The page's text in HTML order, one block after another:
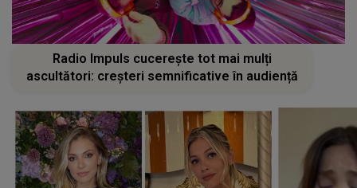
Radio Impuls cucerește tot mai mulți
ascultători: creșteri semnificative în audiență